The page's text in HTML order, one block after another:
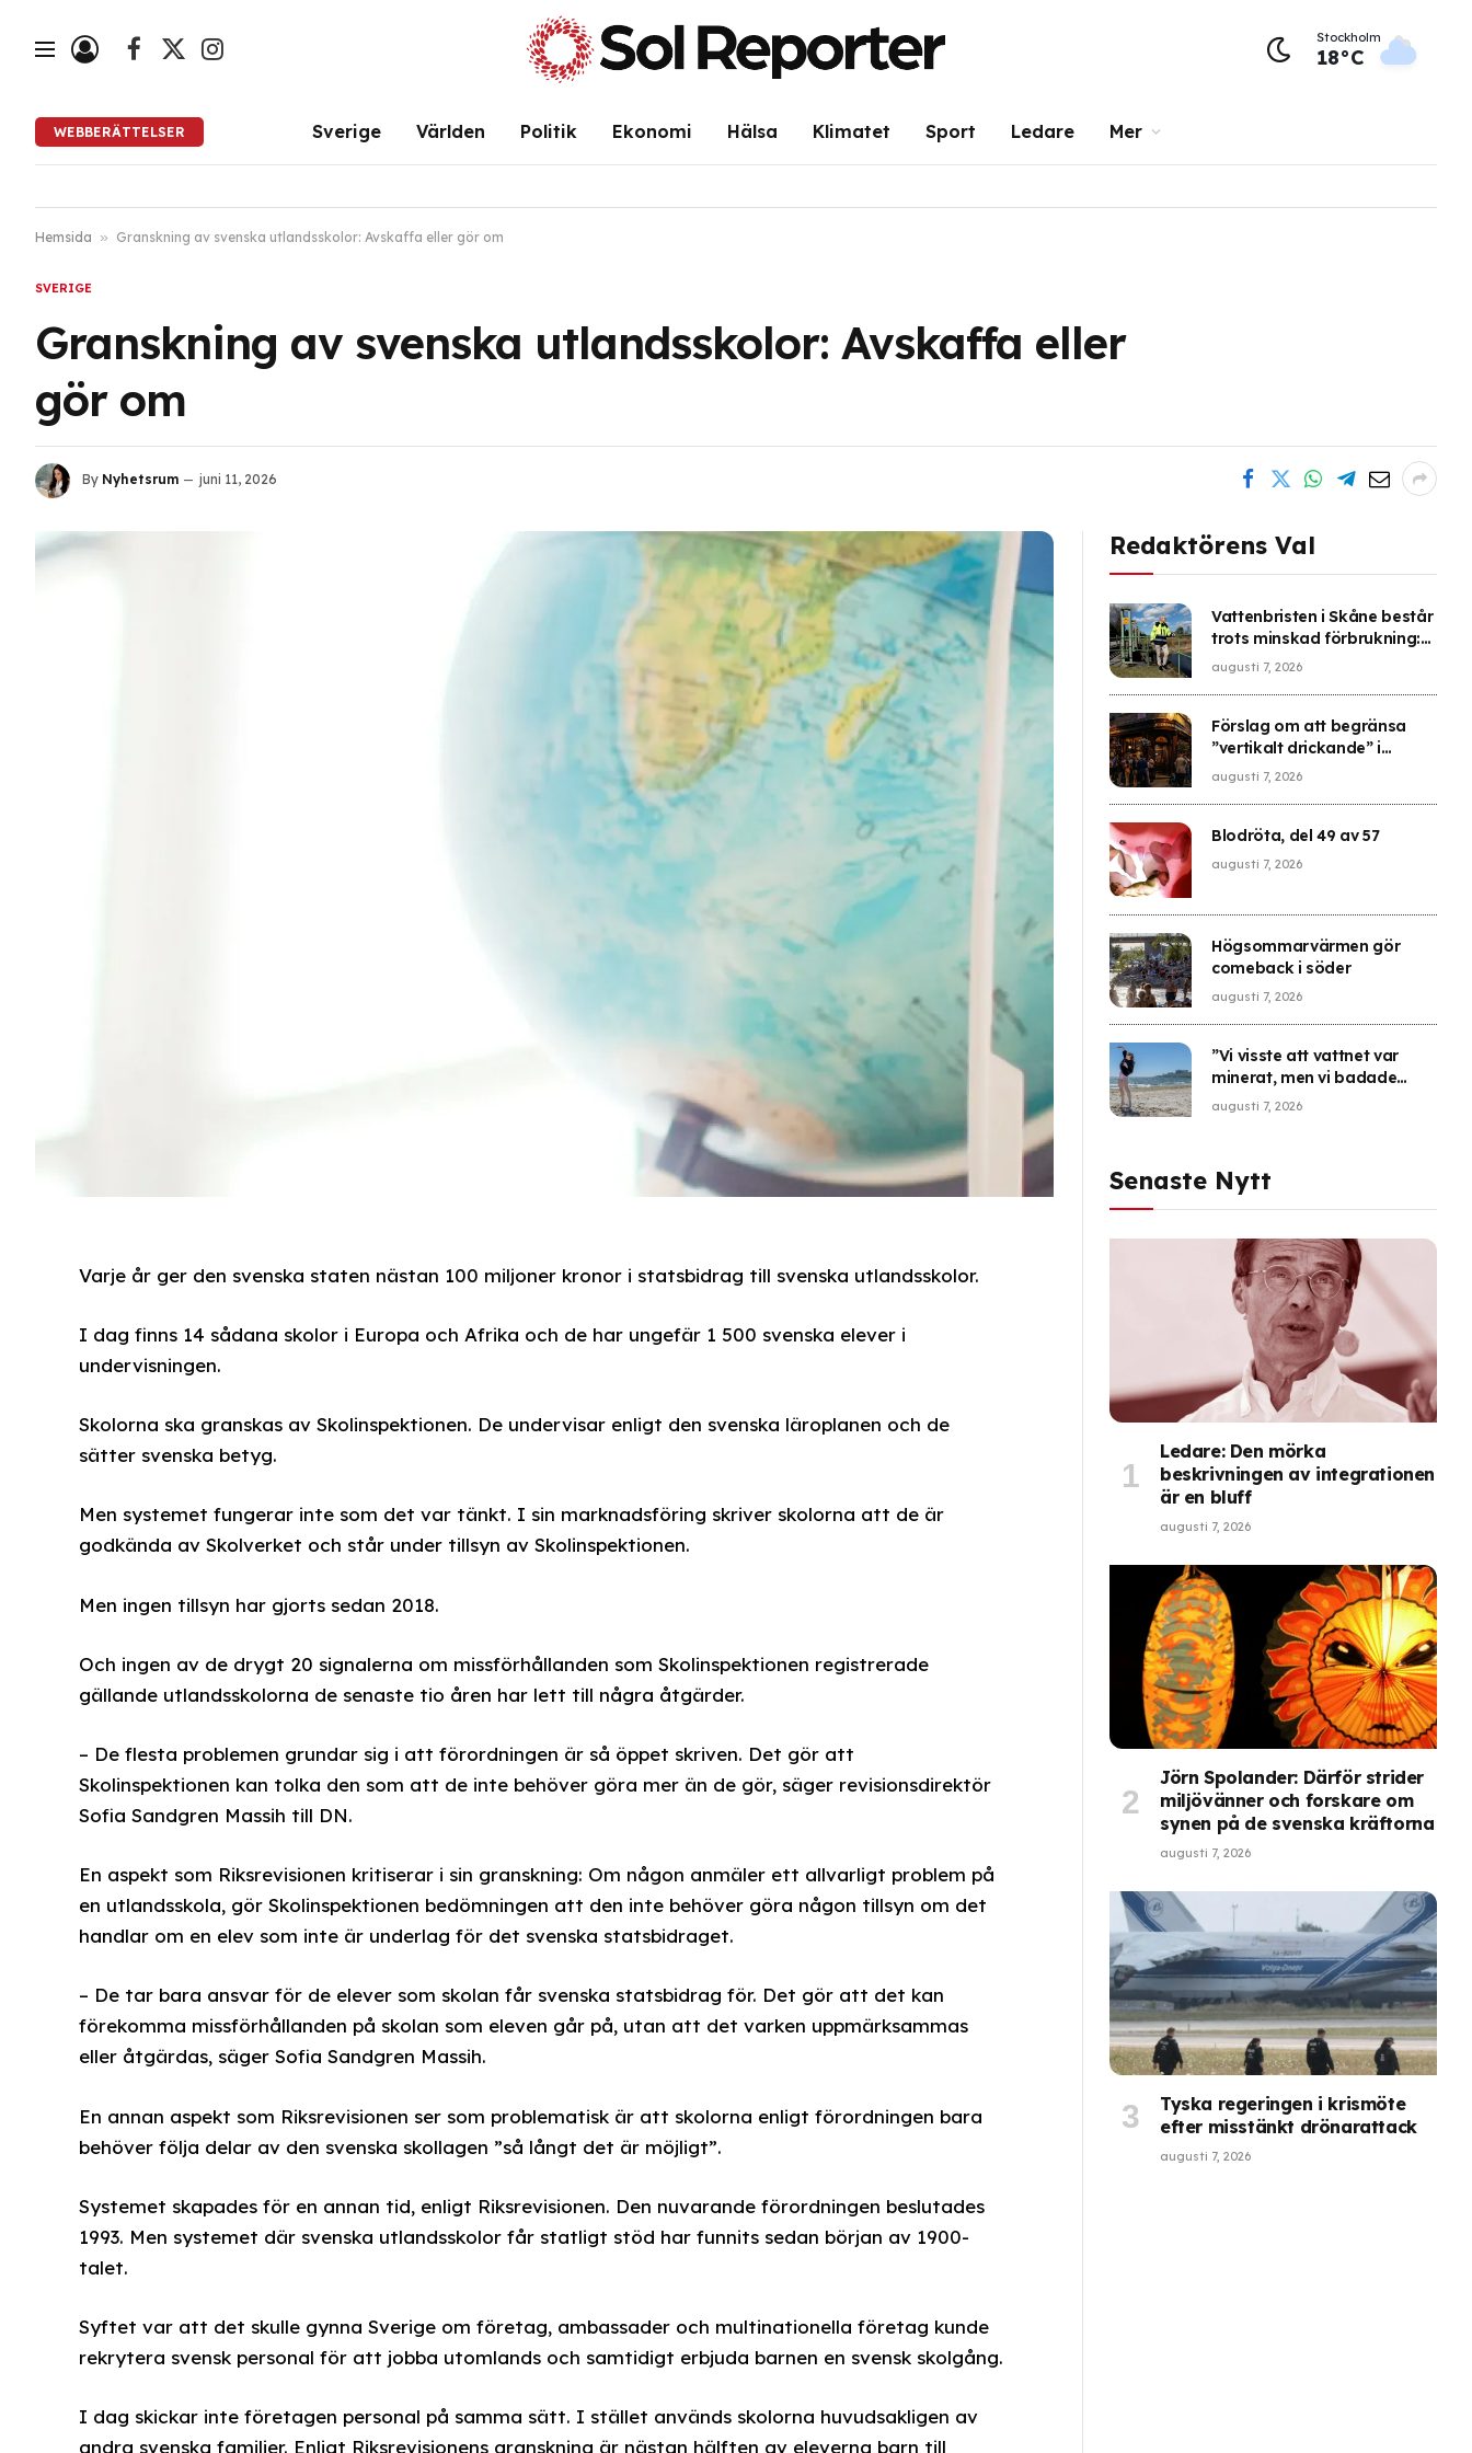
Facebook
X
Instagram
Stockholm
18°C
WEBBERÄTTELSER Sverige Världen Politik Ekonomi Hälsa Klimatet Sport Ledare Mer
Hemsida » Granskning av svenska utlandsskolor: Avskaffa eller gör om
SVERIGE
Granskning av svenska utlandsskolor: Avskaffa eller
gör om
By Nyhetsrum juni 11, 2026
Varje år ger den svenska staten nästan 100 miljoner kronor i statsbidrag till svenska utlandsskolor.
I dag finns 14 sådana skolor i Europa och Afrika och de har ungefär 1 500 svenska elever i
undervisningen.
Skolorna ska granskas av Skolinspektionen. De undervisar enligt den svenska läroplanen och de
sätter svenska betyg.
Men systemet fungerar inte som det var tänkt. I sin marknadsföring skriver skolorna att de är
godkända av Skolverket och står under tillsyn av Skolinspektionen.
Men ingen tillsyn har gjorts sedan 2018.
Och ingen av de drygt 20 signalerna om missförhållanden som Skolinspektionen registrerade
gällande utlandsskolorna de senaste tio åren har lett till några åtgärder.
– De flesta problemen grundar sig i att förordningen är så öppet skriven. Det gör att
Skolinspektionen kan tolka den som att de inte behöver göra mer än de gör, säger revisionsdirektör
Sofia Sandgren Massih till DN.
En aspekt som Riksrevisionen kritiserar i sin granskning: Om någon anmäler ett allvarligt problem på
en utlandsskola, gör Skolinspektionen bedömningen att den inte behöver göra någon tillsyn om det
handlar om en elev som inte är underlag för det svenska statsbidraget.
– De tar bara ansvar för de elever som skolan får svenska statsbidrag för. Det gör att det kan
förekomma missförhållanden på skolan som eleven går på, utan att det varken uppmärksammas
eller åtgärdas, säger Sofia Sandgren Massih.
En annan aspekt som Riksrevisionen ser som problematisk är att skolorna enligt förordningen bara
behöver följa delar av den svenska skollagen ”så långt det är möjligt”.
Systemet skapades för en annan tid, enligt Riksrevisionen. Den nuvarande förordningen beslutades
1993. Men systemet där svenska utlandsskolor får statligt stöd har funnits sedan början av 1900-
talet.
Syftet var att det skulle gynna Sverige om företag, ambassader och multinationella företag kunde
rekrytera svensk personal för att jobba utomlands och samtidigt erbjuda barnen en svensk skolgång.
I dag skickar inte företagen personal på samma sätt. I stället används skolorna huvudsakligen av
andra svenska familjer. Enligt Riksrevisionens granskning är nästan hälften av eleverna barn till
Redaktörens Val
Vattenbristen i Skåne består
trots minskad förbrukning:
”Fortsatt allvarligt läge”
augusti 7, 2026
Förslag om att begränsa
”vertikalt drickande” i
London
augusti 7, 2026
Blodröta, del 49 av 57
augusti 7, 2026
Högsommarvärmen gör
comeback i söder
augusti 7, 2026
”Vi visste att vattnet var
minerat, men vi badade
ändå”
augusti 7, 2026
Senaste Nytt
Ledare: Den mörka
beskrivningen av integrationen
är en bluff
augusti 7, 2026
Jörn Spolander: Därför strider
miljövänner och forskare om
synen på de svenska kräftorna
augusti 7, 2026
Tyska regeringen i krismöte
efter misstänkt drönarattack
augusti 7, 2026